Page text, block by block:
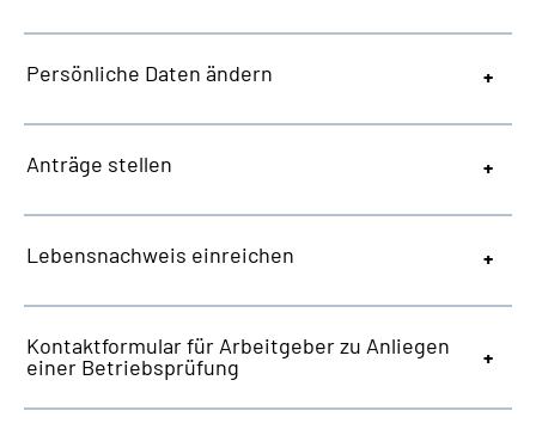
Persönliche Daten ändern
Anträge stellen
Lebensnachweis einreichen
Kontaktformular für Arbeitgeber zu Anliegen
einer Betriebsprüfung